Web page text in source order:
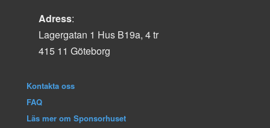
Adress:
Lagergatan 1 Hus B19a, 4 tr
415 11 Göteborg
Kontakta oss
FAQ
Läs mer om Sponsorhuset